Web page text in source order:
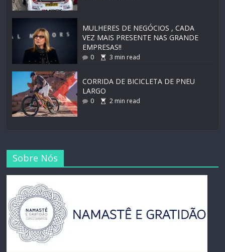
MULHERES DE NEGÓCIOS , CADA
VEZ MAIS PRESENTE NAS GRANDE
EMPRESAS!!
0 3 min read
CORRIDA DE BICICLETA DE PNEU
LARGO
0 2 min read
Sobre Nós